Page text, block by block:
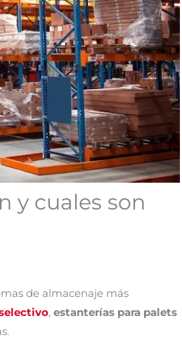
y cuales son
de almacenaje más
,estanterías para palets